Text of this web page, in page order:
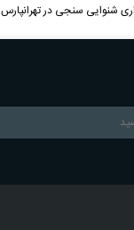
شنوایی سنجی در تهرانپارس